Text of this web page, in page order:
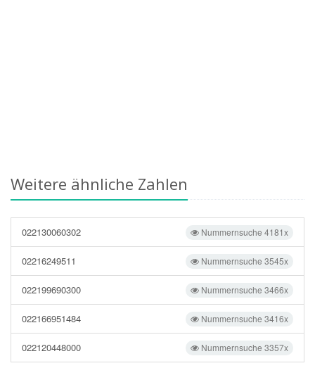
Weitere ähnliche Zahlen
Nummernsuche 4181x
022130060302
Nummernsuche 3545x
02216249511
Nummernsuche 3466x
022199690300
Nummernsuche 3416x
022166951484
Nummernsuche 3357x
022120448000